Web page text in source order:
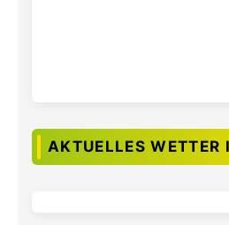
AKTUELLES WETTER